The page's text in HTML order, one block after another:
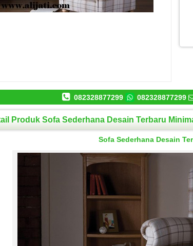
082328877299 082328877299
Produk Sofa Sederhana Desain Terbaru
Sofa Sederhana Desain